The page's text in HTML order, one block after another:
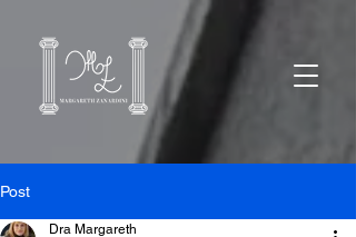
Post
Dra Margareth